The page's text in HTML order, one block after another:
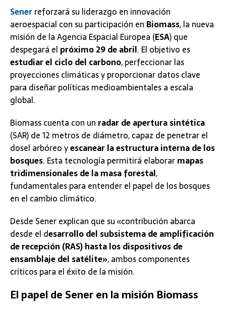
Senerreforzará su liderazgo en innovación
aeroespacial con su participación en Biomass, la nueva
misión de la Agencia Espacial Europea (ESA) que
despegará el próximo 29 de abril. El objetivo es
estudiar el ciclo del carbono, perfeccionar las
proyecciones climáticas y proporcionar datos clave
para diseñar políticas medioambientales a escala
global​.
Biomass cuenta con un radar de apertura sintética
(SAR) de 12 metros de diámetro, capaz de penetrar el
dosel arbóreo yescanear la estructura interna de los
bosques. Esta tecnología permitirá elaborarmapas
tridimensionales de la masa forestal,
fundamentales para entender el papel de los bosques
en el cambio climático​.
Desde Sener explican que su «contribución abarca
desde el desarrollo del subsistema de amplificación
de recepción (RAS) hasta los dispositivos de
ensamblaje del satélite», ambos componentes
críticos para el éxito de la misión​.
El papel de Sener en la misión Biomass